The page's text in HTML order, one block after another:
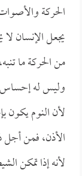
الحركة
يجعل الإنسان
من الحركة ما
وليس له
لأن النوم يكون
الأذن، فمن أجل
لأنه إذا تمكن